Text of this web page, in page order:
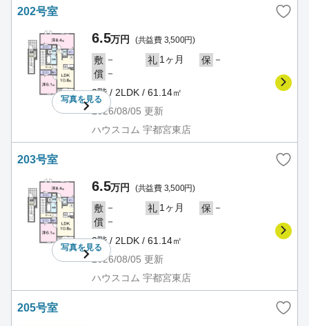
202号室
写真を見る
6.5万円 (共益費 3,500円)
敷 － 礼 1ヶ月 保 －
償 －
2階 / 2LDK / 61.14㎡
2026/08/05 更新
ハウスコム 宇都宮東店
203号室
写真を見る
6.5万円 (共益費 3,500円)
敷 － 礼 1ヶ月 保 －
償 －
2階 / 2LDK / 61.14㎡
2026/08/05 更新
ハウスコム 宇都宮東店
205号室